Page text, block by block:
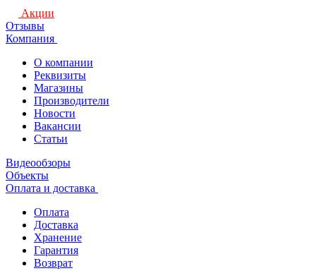
Акции
Отзывы
Компания
О компании
Реквизиты
Магазины
Производители
Новости
Вакансии
Статьи
Видеообзоры
Объекты
Оплата и доставка
Оплата
Доставка
Хранение
Гарантия
Возврат